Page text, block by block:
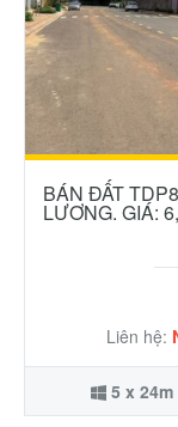
BÁN ĐẤT
LƯƠNG. GIÁ:
Liên hệ:
5 x 24m